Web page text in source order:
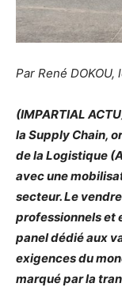
Par René
(IMPARTIAL
la Supply Chain,
de la Logistique
avec une
secteur. Le
professionnels et
panel dédié aux
exigences du
marqué par la